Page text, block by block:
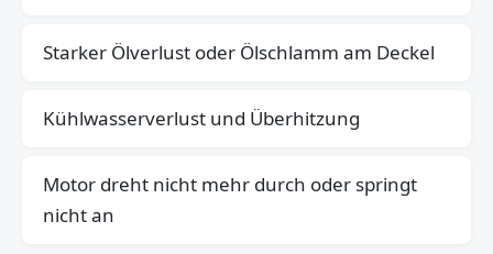
Starker Ölverlust oder Ölschlamm am Deckel
Kühlwasserverlust und Überhitzung
Motor dreht nicht mehr durch oder springt
nicht an